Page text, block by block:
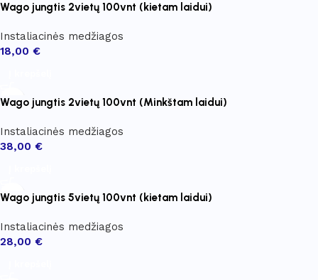
Wago jungtis 2vietų 100vnt (kietam laidui)
Instaliacinės medžiagos
18,00 €
Wago jungtis 2vietų 100vnt (Minkštam laidui)
Instaliacinės medžiagos
38,00 €
Wago jungtis 5vietų 100vnt (kietam laidui)
Instaliacinės medžiagos
28,00 €